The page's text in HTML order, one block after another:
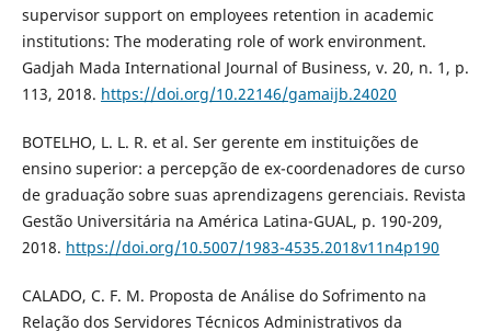
supervisor support on employees retention in academic
institutions: The moderating role of work environment.
Gadjah Mada International Journal of Business, v. 20, n. 1, p.
113, 2018. https://doi.org/10.22146/gamaijb.24020
BOTELHO, L. L. R. et al. Ser gerente em instituições de
ensino superior: a percepção de ex-coordenadores de curso
de graduação sobre suas aprendizagens gerenciais. Revista
Gestão Universitária na América Latina-GUAL, p. 190-209,
2018. https://doi.org/10.5007/1983-4535.2018v11n4p190
CALADO, C. F. M. Proposta de Análise do Sofrimento na
Relação dos Servidores Técnicos Administrativos da